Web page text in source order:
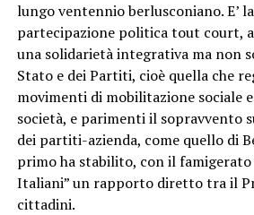
lungo ventennio berlusconiano. E’
partecipazione politica tout court,
una solidarietà integrativa ma non
Stato e dei Partiti, cioè quella che
movimenti di mobilitazione sociale
società, e parimenti il sopravvento
dei partiti-azienda, come quello di
primo ha stabilito, con il
Italiani” un rapporto diretto tra il
cittadini.